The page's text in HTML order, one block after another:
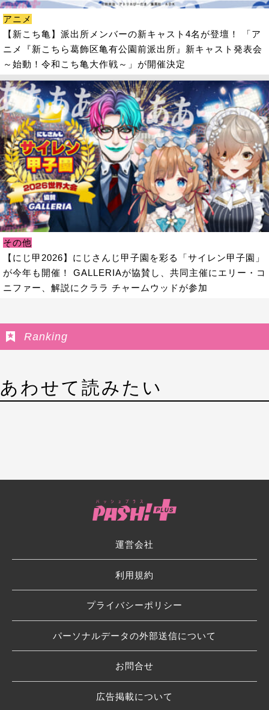
アニメ
【新こち亀】派出所メンバーの新キャスト4名が登壇！ 「ア
ニメ『新こちら葛飾区亀有公園前派出所』新キャスト発表会
～始動！令和こち亀大作戦～」が開催決定
その他
【にじ甲2026】にじさんじ甲子園を彩る「サイレン甲子園」
が今年も開催！ GALLERIAが協賛し、共同主催にエリー・コ
ニファー、解説にクララ チャームウッドが参加
Ranking
あわせて読みたい
運営会社
利用規約
プライバシーポリシー
パーソナルデータの外部送信について
お問合せ
広告掲載について